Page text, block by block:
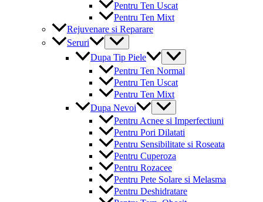
Pentru Ten Uscat
Pentru Ten Mixt
Rejuvenare si Reparare
Seruri
Menu
Toggle
Dupa Tip Piele
Menu
Toggle
Pentru Ten Normal
Pentru Ten Uscat
Pentru Ten Mixt
Dupa Nevoi
Menu
Toggle
Pentru Acnee si Imperfectiuni
Pentru Pori Dilatati
Pentru Sensibilitate si Roseata
Pentru Cuperoza
Pentru Rozacee
Pentru Pete Solare si Melasma
Pentru Deshidratare